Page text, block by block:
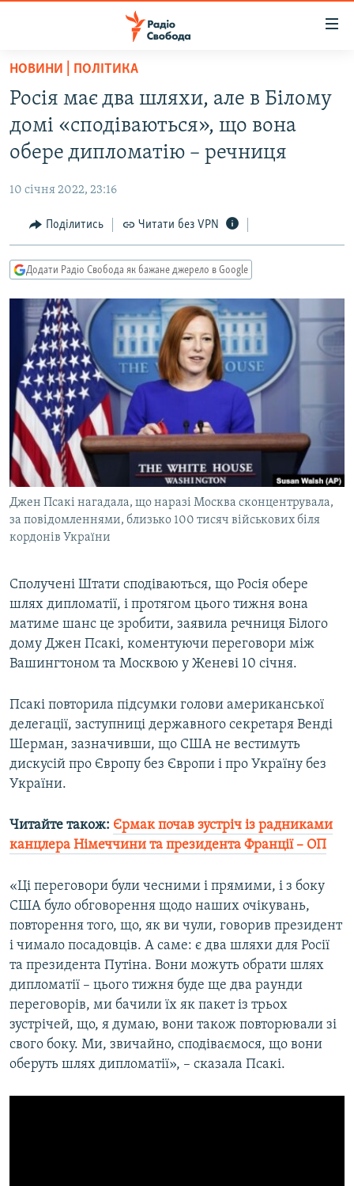
Перейти
основного
матеріалу
Перейти
до
основної
Перейти
до
пошуку
СТАТТІ
СУСПІЛЬСТВО
УКРАЇНА
СВІТ
РОСІЙСЬКА «ФІЛЬТРАЦІЯ»
ДОНБАС.РЕАЛІЇ
ТИ ЯК?
СХЕМИ
КИТАЙ.ВИКЛИКИ
МУЛЬТИМЕДІА
ФОТО
СПЕЦПРОЄКТИ
ПОДКАСТИ
КРИМ РЕАЛІЇ
РУС
УКР
КТАТ
Усі сайти RFE/RL
НОВИНИ | ПОЛІТИКА
Росія має два шляхи, але в Білому
домі «сподіваються», що вона
обере дипломатію – речниця
10 січня 2022, 23:16
Поділитись Читати без VPN
Додати Радіо Свобода як бажане джерело в Google
Джен Псакі нагадала, що наразі Москва сконцентрувала,
за повідомленнями, близько 100 тисяч військових біля
кордонів України
Сполучені Штати сподіваються, що Росія обере
шлях дипломатії, і протягом цього тижня вона
матиме шанс це зробити, заявила речниця Білого
дому Джен Псакі, коментуючи переговори між
Вашингтоном та Москвою у Женеві 10 січня.
Псакі повторила підсумки голови американської
делегації, заступниці державного секретаря Венді
Шерман, зазначивши, що США не вестимуть
дискусій про Європу без Європи і про Україну без
України.
Читайте також: Єрмак почав зустріч із радниками
канцлера Німеччини та президента Франції – ОП
«Ці переговори були чесними і прямими, і з боку
США було обговорення щодо наших очікувань,
повторення того, що, як ви чули, говорив президент
і чимало посадовців. А саме: є два шляхи для Росії
та президента Путіна. Вони можуть обрати шлях
дипломатії – цього тижня буде ще два раунди
переговорів, ми бачили їх як пакет із трьох
зустрічей, що, я думаю, вони також повторювали зі
свого боку. Ми, звичайно, сподіваємося, що вони
оберуть шлях дипломатії», – сказала Псакі.